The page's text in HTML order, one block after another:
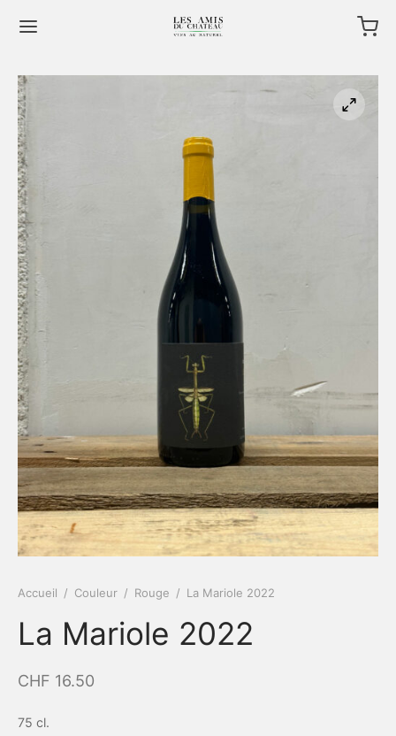
Accueil / Couleur / Rouge / La Mariole 2022
La Mariole 2022
CHF 16.50
75 cl.